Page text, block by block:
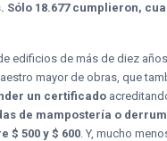
18.677 cumplieron,
edificios de más de diez
mayor de obras, que
un certificado
de mampostería o
$ 500 y $ 600. Y, mucho